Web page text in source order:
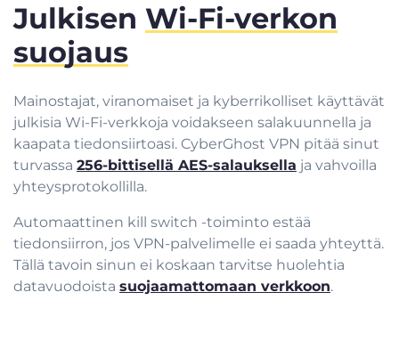
Julkisen Wi-Fi-verkon
suojaus
Mainostajat, viranomaiset ja kyberrikolliset käyttävät
julkisia Wi-Fi-verkkoja voidakseen salakuunnella ja
kaapata tiedonsiirtoasi. CyberGhost VPN pitää sinut
turvassa 256-bittisellä AES-salauksella ja vahvoilla
yhteysprotokollilla.
Automaattinen kill switch -toiminto estää
tiedonsiirron, jos VPN-palvelimelle ei saada yhteyttä.
Tällä tavoin sinun ei koskaan tarvitse huolehtia
datavuodoista suojaamattomaan verkkoon.